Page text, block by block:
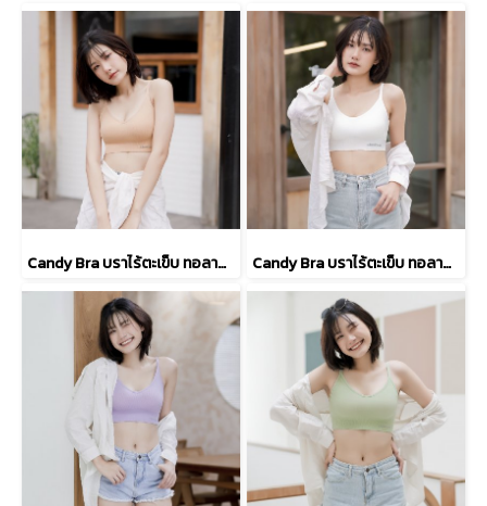
Candy Bra บราไร้ตะเข็บ ทอลายริ้ว ดีไซน์อกชิดสวย ด้วยฟองน้ำแบบดันทรง สีชมพูนู้ด รหัส TBRA13 Candy Bra บราไร้ตะเข็บ ทอลายริ้ว ดีไซน์อกชิดสวย ด้วยฟองน้ำแบบดันทรง สีออฟไวท์ รหัส TBRA13